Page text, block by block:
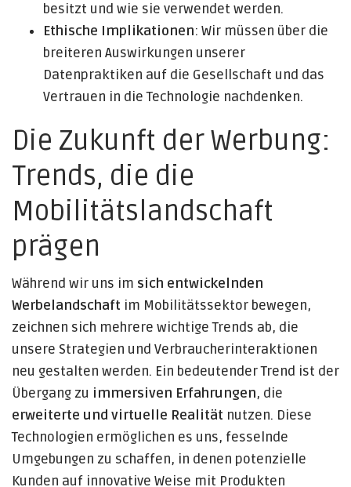
besitzt und wie sie verwendet werden.
Ethische Implikationen: Wir müssen über die
breiteren Auswirkungen unserer
Datenpraktiken auf die Gesellschaft und das
Vertrauen in die Technologie nachdenken.
Die Zukunft der Werbung:
Trends, die die
Mobilitätslandschaft
prägen
Während wir uns im sich entwickelnden
Werbelandschaft im Mobilitätssektor bewegen,
zeichnen sich mehrere wichtige Trends ab, die
unsere Strategien und Verbraucherinteraktionen
neu gestalten werden. Ein bedeutender Trend ist der
Übergang zu immersiven Erfahrungen, die
erweiterte und virtuelle Realität nutzen. Diese
Technologien ermöglichen es uns, fesselnde
Umgebungen zu schaffen, in denen potenzielle
Kunden auf innovative Weise mit Produkten